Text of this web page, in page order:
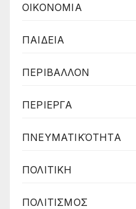
ΟΙΚΟΝΟΜΙΑ
ΠΑΙΔΕΙΑ
ΠΕΡΙΒΑΛΛΟΝ
ΠΕΡΙΕΡΓΑ
ΠΝΕΥΜΑΤΙΚΌΤΗΤΑ
ΠΟΛΙΤΙΚΗ
ΠΟΛΙΤΙΣΜΟΣ